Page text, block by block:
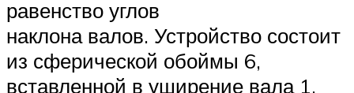
равенство углов
наклона валов. Устройство состоит
из сферической обоймы 6,
вставленной в уширение вала 1,